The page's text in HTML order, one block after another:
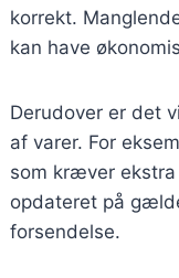
korrekt.
kan have
Derudover er det
af varer. For
som kræver
opdateret på
forsendelse.